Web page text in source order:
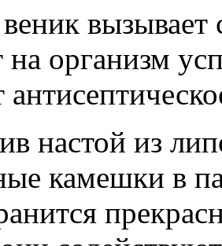
вызывает
на организм
настой из
камешки в